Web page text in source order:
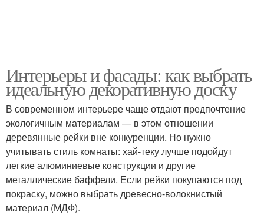
Интерьеры и фасады: как выбрать
идеальную декоративную доску
В современном интерьере чаще отдают предпочтение
экологичным материалам — в этом отношении
деревянные рейки вне конкуренции. Но нужно
учитывать стиль комнаты: хай-теку лучше подойдут
легкие алюминиевые конструкции и другие
металлические баффели. Если рейки покупаются под
покраску, можно выбрать древесно-волокнистый
материал (МДФ).